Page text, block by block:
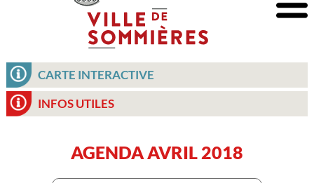
CARTE INTERACTIVE
INFOS UTILES
AGENDA AVRIL 2018